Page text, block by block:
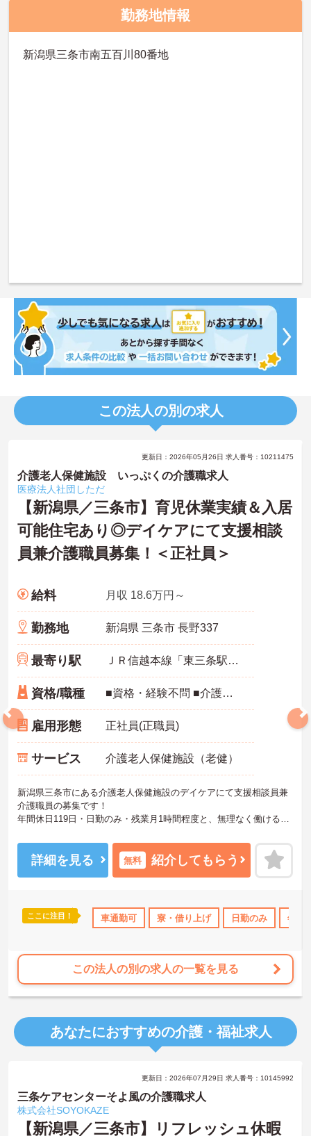
勤務地情報
新潟県三条市南五百川80番地
この法人の別の求人
借り上げ 無資格OK 年間休日110日以上 研修制度あり
更新日：2026年05月26日 求人番号：10211475
介護老人保健施設 いっぷくの介護職求人
医療法人社団しただ
【新潟県／三条市】育児休業実績＆入居
可能住宅あり◎デイケアにて支援相談
員兼介護職員募集！＜正社員＞
給料 月収 18.6万円～
勤務地 新潟県 三条市 長野337
最寄り駅 ＪＲ信越本線「東三条駅」バス・車25分
資格/職種 ■資格・経験不問 ■介護福祉士または社会福祉士、介護業務・相談員業務あれば尚可 ■普通自動車免許必須（AT限定可） ■必要なPCスキル：Word・Excel等の入力程度
雇用形態 正社員(正職員)
サービス 介護老人保健施設（老健）
新潟県三条市にある介護老人保健施設のデイケアにて支援相談員兼
介護職員の募集です！
年間休日119日・日勤のみ・残業月1時間程度と、無理なく働ける環
月給24万円も目指せて賞与もあり、福利厚生も充実しています。
ご興味がある方は、ご面接のポイントをお伝えしますので、お気軽
にお問い合わせください。
詳細を見る 無料 紹介してもらう
ここに注目！ 車通勤可 寮・借り上げ 日勤のみ 年間
この法人の別の求人の一覧を見る
あなたにおすすめの介護・福祉求人
更新日：2026年07月29日 求人番号：10145992
三条ケアセンターそよ風の介護職求人
株式会社SOYOKAZE
【新潟県／三条市】リフレッシュ休暇